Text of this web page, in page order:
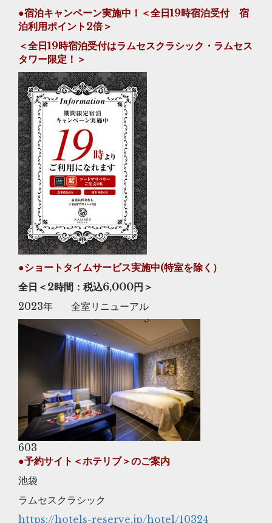
●宿泊キャンペーン実施中！＜全日19時宿泊受付 宿
泊利用ポイント2倍＞
＜全日19時宿泊受付はラムセスクラシック・ラムセス
タワー限定！＞
●ショートタイムサービス実施中(特室を除く）
全日＜2時間：税込6,000円＞
2023年 全室リニューアル
603
●予約サイト＜ホテリブ＞のご案内
池袋
ラムセスクラシック
https://hotels-reserve.jp/hotel/10324